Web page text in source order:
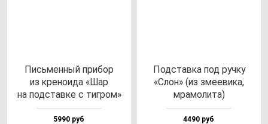
Пись­мен­ный при­бор
из кре­но­ида «Шар
на под­став­ке с тиг­ром»
5990 руб
Под­став­ка под руч­ку
«Слон» (из зме­еви­ка,
мра­мо­ли­та)
4490 руб